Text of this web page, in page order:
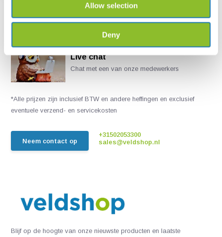
Allow selection
Deny
Live chat
Chat met een van onze medewerkers
*Alle prijzen zijn inclusief BTW en andere heffingen en exclusief
eventuele verzend- en servicekosten
Neem contact op
+31502053300
sales@veldshop.nl
Blijf op de hoogte van onze nieuwste producten en laatste